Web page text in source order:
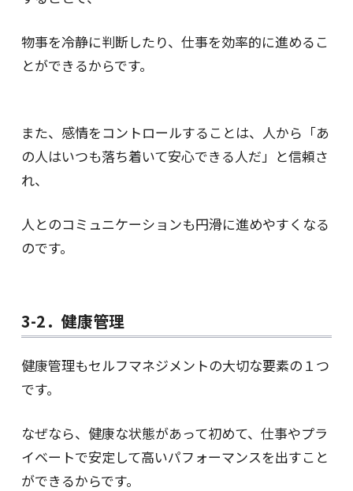
物事を冷静に判断したり、仕事を効率的に進めるこ
とができるからです。
また、感情をコントロールすることは、人から「あ
の人はいつも落ち着いて安心できる人だ」と信頼さ
れ、
人とのコミュニケーションも円滑に進めやすくなる
のです。
3-2．健康管理
健康管理もセルフマネジメントの大切な要素の１つ
です。
なぜなら、健康な状態があって初めて、仕事やプラ
イベートで安定して高いパフォーマンスを出すこと
ができるからです。